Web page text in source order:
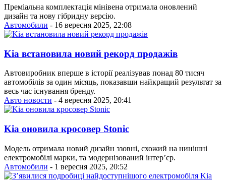
Преміальна комплектація мінівена отримала оновлений
дизайн та нову гібридну версію.
Автомобили - 16 вересня 2025, 22:08
Kia встановила новий рекорд продажів
Автовиробник вперше в історії реалізував понад 80 тисяч
автомобілів за один місяць, показавши найкращий результат за
весь час існування бренду.
Авто новости - 4 вересня 2025, 20:41
Kia оновила кросовер Stonic
Модель отримала новий дизайн ззовні, схожий на нинішні
електромобілі марки, та модернізований інтер’єр.
Автомобили - 1 вересня 2025, 20:52